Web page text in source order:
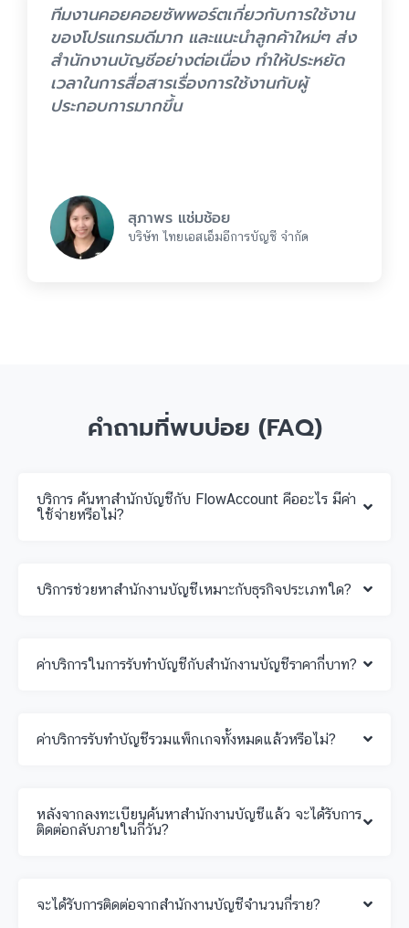
ทีมงานคอยคอยซัพพอร์ตเกี่ยวกับการใช้งาน
ของโปรแกรมดีมาก และแนะนำลูกค้าใหม่ๆ ส่ง
สำนักงานบัญชีอย่างต่อเนื่อง ทำให้ประหยัด
เวลาในการสื่อสารเรื่องการใช้งานกับผู้
ประกอบการมากขึ้น
สุภาพร แช่มช้อย
บริษัท ไทยเอสเอ็มอีการบัญชี จำกัด
คำถามที่พบบ่อย (FAQ)
บริการ ค้นหาสำนักบัญชีกับ FlowAccount คืออะไร มีค่า
ใช้จ่ายหรือไม่?
บริการช่วยหาสำนักงานบัญชีเหมาะกับธุรกิจประเภทใด?
ค่าบริการในการรับทำบัญชีกับสำนักงานบัญชีราคากี่บาท?
ค่าบริการรับทำบัญชีรวมแพ็กเกจทั้งหมดแล้วหรือไม่?
หลังจากลงทะเบียนค้นหาสำนักงานบัญชีแล้ว จะได้รับการ
ติดต่อกลับภายในกี่วัน?
จะได้รับการติดต่อจากสำนักงานบัญชีจำนวนกี่ราย?